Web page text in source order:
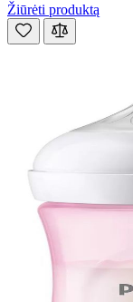
Žiūrėti produktą